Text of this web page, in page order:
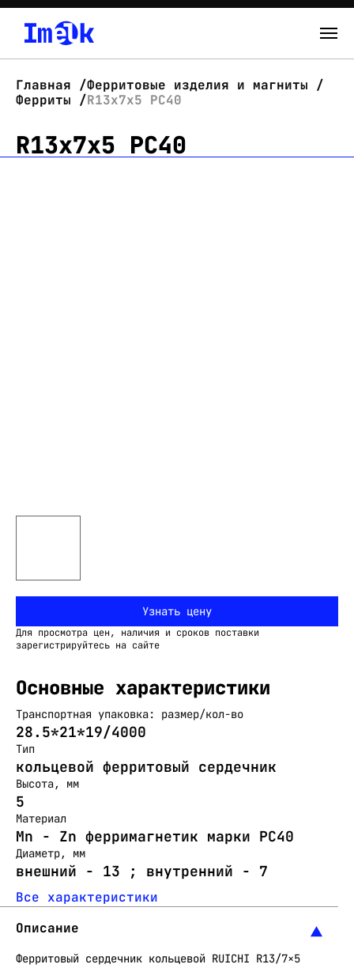
О нас
Новости
Главная
Ферритовые изделия и магниты
Ферриты
R13x7x5 PC40
R13x7x5 PC40
Узнать цену
Для просмотра цен, наличия и сроков поставки
зарегистрируйтесь на сайте
Основные характеристики
Транспортная упаковка: размер/кол-во
28.5*21*19/4000
Тип
кольцевой ферритовый сердечник
Высота, мм
5
Материал
Mn - Zn ферримагнетик марки PC40
Диаметр, мм
внешний - 13 ; внутренний - 7
Все характеристики
Описание
Ферритовый сердечник кольцевой RUICHI R13/7×5